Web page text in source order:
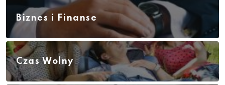
Biznes i Finanse
Czas Wolny